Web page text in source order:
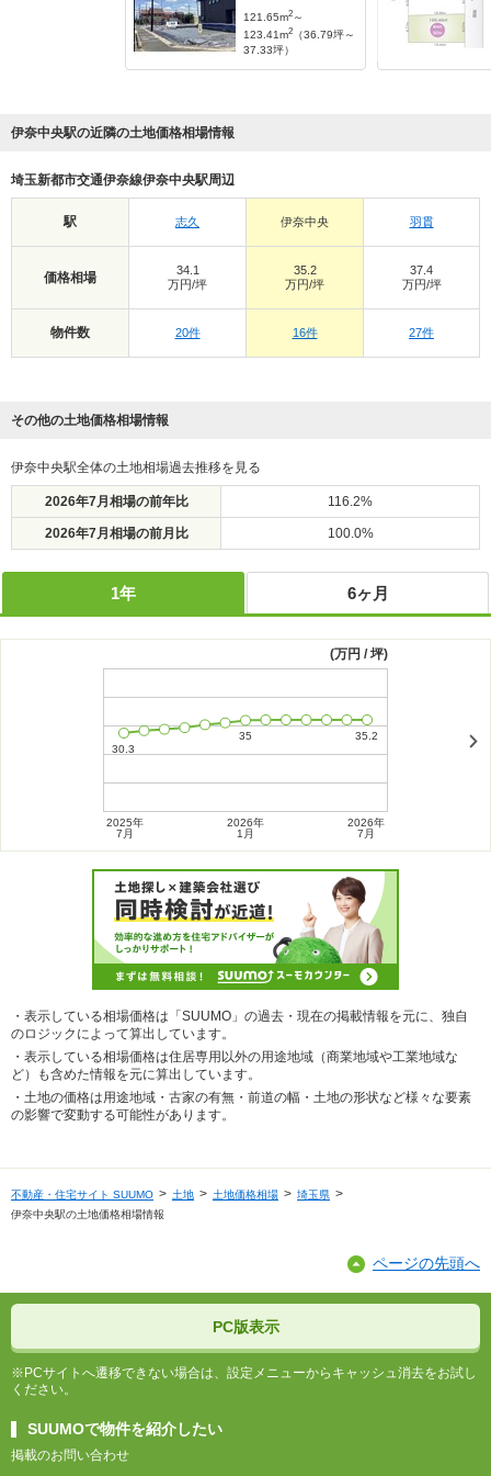
121.65m2 ～
123.41m2 （36.79坪～
37.33坪）
伊奈中央駅の近隣の土地価格相場情報
埼玉新都市交通伊奈線伊奈中央駅周辺
駅 志久 伊奈中央 羽貫
価格相場
34.1
万円/坪
35.2
万円/坪
37.4
万円/坪
物件数 20件 16件 27件
その他の土地価格相場情報
伊奈中央駅全体の土地相場過去推移を見る
2026年7月相場の前年比 116.2%
2026年7月相場の前月比 100.0%
1年 6ヶ月
(万円 / 坪)
2025年
7月
2026年
1月
2026年
7月
・表示している相場価格は「SUUMO」の過去・現在の掲載情報を元に、独自
のロジックによって算出しています。
・表示している相場価格は住居専用以外の用途地域（商業地域や工業地域な
ど）も含めた情報を元に算出しています。
・土地の価格は用途地域・古家の有無・前道の幅・土地の形状など様々な要素
の影響で変動する可能性があります。
不動産・住宅サイト SUUMO 土地 土地価格相場
埼玉県
伊奈中央駅の土地価格相場情報
ページの先頭へ
PC版表示
※PCサイトへ遷移できない場合は、設定メニューからキャッシュ消去をお試し
ください。
SUUMOで物件を紹介したい
掲載のお問い合わせ